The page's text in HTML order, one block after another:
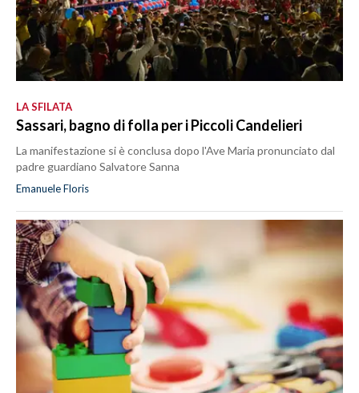
LA SFILATA
Sassari, bagno di folla per i Piccoli Candelieri
La manifestazione si è conclusa dopo l'Ave Maria pronunciato dal
padre guardiano Salvatore Sanna
Emanuele Floris